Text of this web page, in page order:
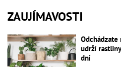
ZAUJÍMAVOSTI
Odchádzate
udrží
dni